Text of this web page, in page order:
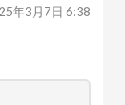
年3月7日 6:38